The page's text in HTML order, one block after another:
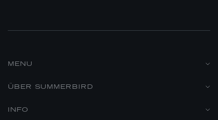
MENU
ÜBER SUMMERBIRD
INFO